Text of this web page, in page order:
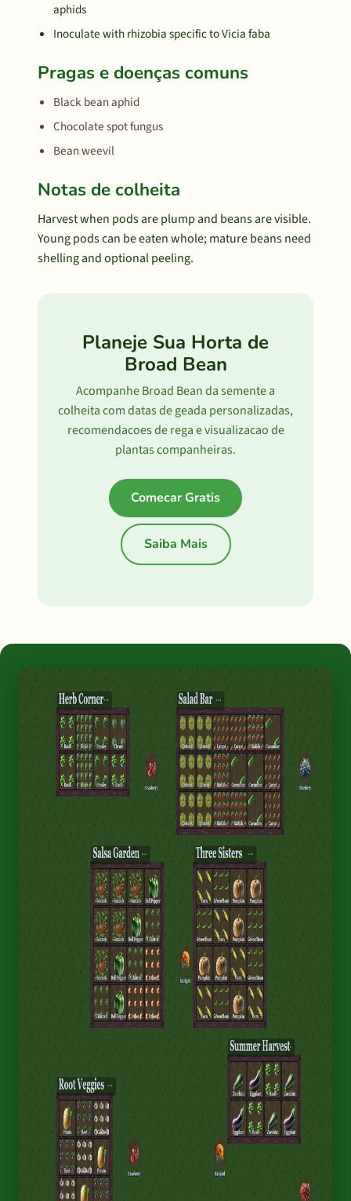
aphids
Inoculate with rhizobia specific to Vicia faba
Pragas e doenças comuns
Black bean aphid
Chocolate spot fungus
Bean weevil
Notas de colheita
Harvest when pods are plump and beans are visible.
Young pods can be eaten whole; mature beans need
shelling and optional peeling.
Planeje Sua Horta de
Broad Bean
Acompanhe Broad Bean da semente a
colheita com datas de geada personalizadas,
recomendacoes de rega e visualizacao de
plantas companheiras.
Comecar Gratis
Saiba Mais